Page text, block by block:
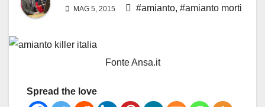
MAG 5, 2015 #amianto, #amianto morti
Fonte Ansa.it
Spread the love